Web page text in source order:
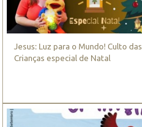
Jesus: Luz para o Mundo! Culto das
Crianças especial de Natal